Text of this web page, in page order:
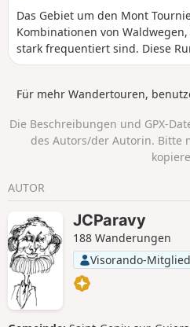
Das Gebiet um den Mont
Kombinationen von
stark frequentiert sind. Diese
teilweise davon ab, um einen
entdecken, der den Weg zum
Eingeweihten und einigen
Die Route ist in schlechtem
zu erkennen: siehe Praktische
Für mehr Wandertouren,
Die Beschreibungen und GPX-
des Autors/der Autorin. Bitte
AUTOR
JCParavy
188 Wanderungen
Visorando-Mitglied